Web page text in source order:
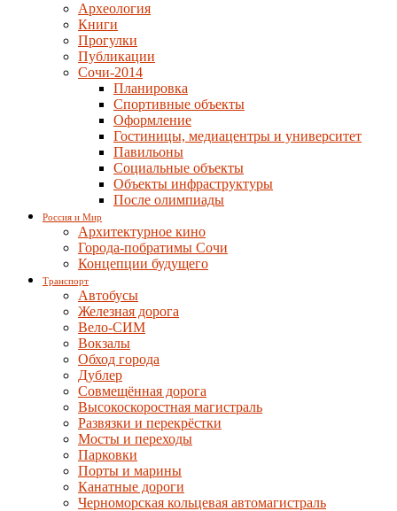
Археология
Книги
Прогулки
Публикации
Сочи-2014
Планировка
Спортивные объекты
Оформление
Гостиницы, медиацентры и университет
Павильоны
Социальные объекты
Объекты инфраструктуры
После олимпиады
Россия и Мир
Архитектурное кино
Города-побратимы Сочи
Концепции будущего
Транспорт
Автобусы
Железная дорога
Вело-СИМ
Вокзалы
Обход города
Дублер
Совмещённая дорога
Высокоскоростная магистраль
Развязки и перекрёстки
Мосты и переходы
Парковки
Порты и марины
Канатные дороги
Черноморская кольцевая автомагистраль